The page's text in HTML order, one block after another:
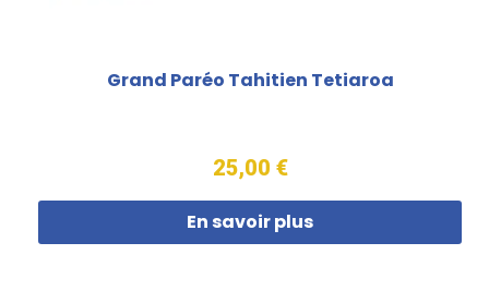
Grand Paréo Tahitien Tetiaroa
25,00 €
En savoir plus